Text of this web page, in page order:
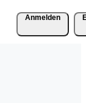
Anmelden